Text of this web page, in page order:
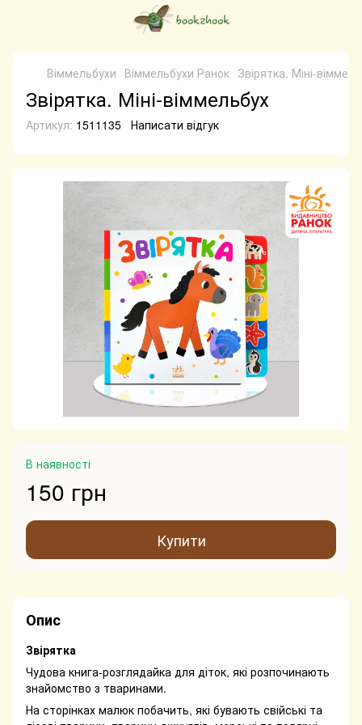
Віммельбухи Віммельбухи Ранок Звірятка. Міні-
Звірятка. Міні-віммельбух
Артикул: 1511135 Написати відгук
В наявності
150 грн
Купити
Опис
Звірятка
Чудова книга-розглядайка для діток, які розпочинають
знайомство з тваринами.
На сторінках малюк побачить, які бувають свійські та